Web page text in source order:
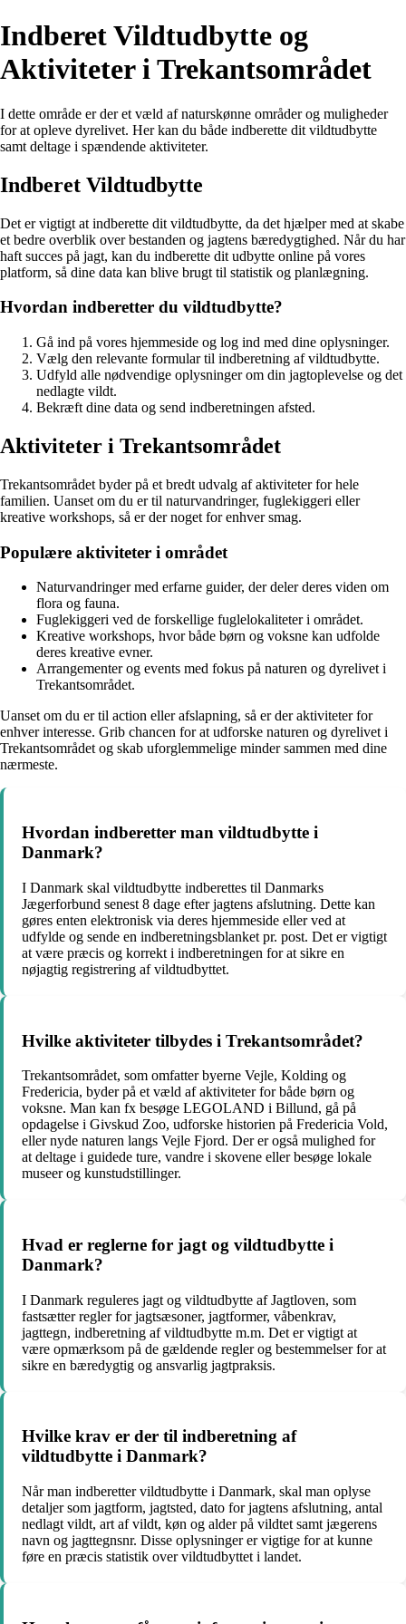
Indberet Vildtudbytte og
Aktiviteter i Trekantsområdet
I dette område er der et væld af naturskønne områder og muligheder
for at opleve dyrelivet. Her kan du både indberette dit vildtudbytte
samt deltage i spændende aktiviteter.
Indberet Vildtudbytte
Det er vigtigt at indberette dit vildtudbytte, da det hjælper med at skabe
et bedre overblik over bestanden og jagtens bæredygtighed. Når du har
haft succes på jagt, kan du indberette dit udbytte online på vores
platform, så dine data kan blive brugt til statistik og planlægning.
Hvordan indberetter du vildtudbytte?
Gå ind på vores hjemmeside og log ind med dine oplysninger.
Vælg den relevante formular til indberetning af vildtudbytte.
Udfyld alle nødvendige oplysninger om din jagtoplevelse og det
nedlagte vildt.
Bekræft dine data og send indberetningen afsted.
Aktiviteter i Trekantsområdet
Trekantsområdet byder på et bredt udvalg af aktiviteter for hele
familien. Uanset om du er til naturvandringer, fuglekiggeri eller
kreative workshops, så er der noget for enhver smag.
Populære aktiviteter i området
Naturvandringer med erfarne guider, der deler deres viden om
flora og fauna.
Fuglekiggeri ved de forskellige fuglelokaliteter i området.
Kreative workshops, hvor både børn og voksne kan udfolde
deres kreative evner.
Arrangementer og events med fokus på naturen og dyrelivet i
Trekantsområdet.
Uanset om du er til action eller afslapning, så er der aktiviteter for
enhver interesse. Grib chancen for at udforske naturen og dyrelivet i
Trekantsområdet og skab uforglemmelige minder sammen med dine
nærmeste.
Hvordan indberetter man vildtudbytte i
Danmark?
I Danmark skal vildtudbytte indberettes til Danmarks
Jægerforbund senest 8 dage efter jagtens afslutning. Dette kan
gøres enten elektronisk via deres hjemmeside eller ved at
udfylde og sende en indberetningsblanket pr. post. Det er vigtigt
at være præcis og korrekt i indberetningen for at sikre en
nøjagtig registrering af vildtudbyttet.
Hvilke aktiviteter tilbydes i Trekantsområdet?
Trekantsområdet, som omfatter byerne Vejle, Kolding og
Fredericia, byder på et væld af aktiviteter for både børn og
voksne. Man kan fx besøge LEGOLAND i Billund, gå på
opdagelse i Givskud Zoo, udforske historien på Fredericia Vold,
eller nyde naturen langs Vejle Fjord. Der er også mulighed for
at deltage i guidede ture, vandre i skovene eller besøge lokale
museer og kunstudstillinger.
Hvad er reglerne for jagt og vildtudbytte i
Danmark?
I Danmark reguleres jagt og vildtudbytte af Jagtloven, som
fastsætter regler for jagtsæsoner, jagtformer, våbenkrav,
jagttegn, indberetning af vildtudbytte m.m. Det er vigtigt at
være opmærksom på de gældende regler og bestemmelser for at
sikre en bæredygtig og ansvarlig jagtpraksis.
Hvilke krav er der til indberetning af
vildtudbytte i Danmark?
Når man indberetter vildtudbytte i Danmark, skal man oplyse
detaljer som jagtform, jagtsted, dato for jagtens afslutning, antal
nedlagt vildt, art af vildt, køn og alder på vildtet samt jægerens
navn og jagttegnsnr. Disse oplysninger er vigtige for at kunne
føre en præcis statistik over vildtudbyttet i landet.